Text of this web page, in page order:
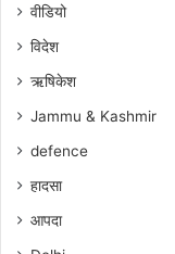
वीडियो
विदेश
ऋषिकेश
Jammu & Kashmir
defence
हादसा
आपदा